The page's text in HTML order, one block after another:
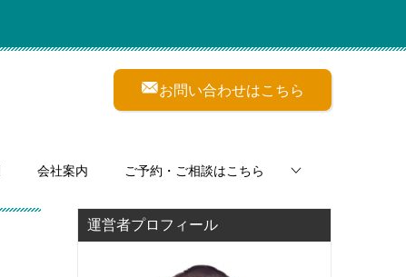
お問い合わせはこちら
会社案内 ご予約・ご相談はこちら
運営者プロフィール